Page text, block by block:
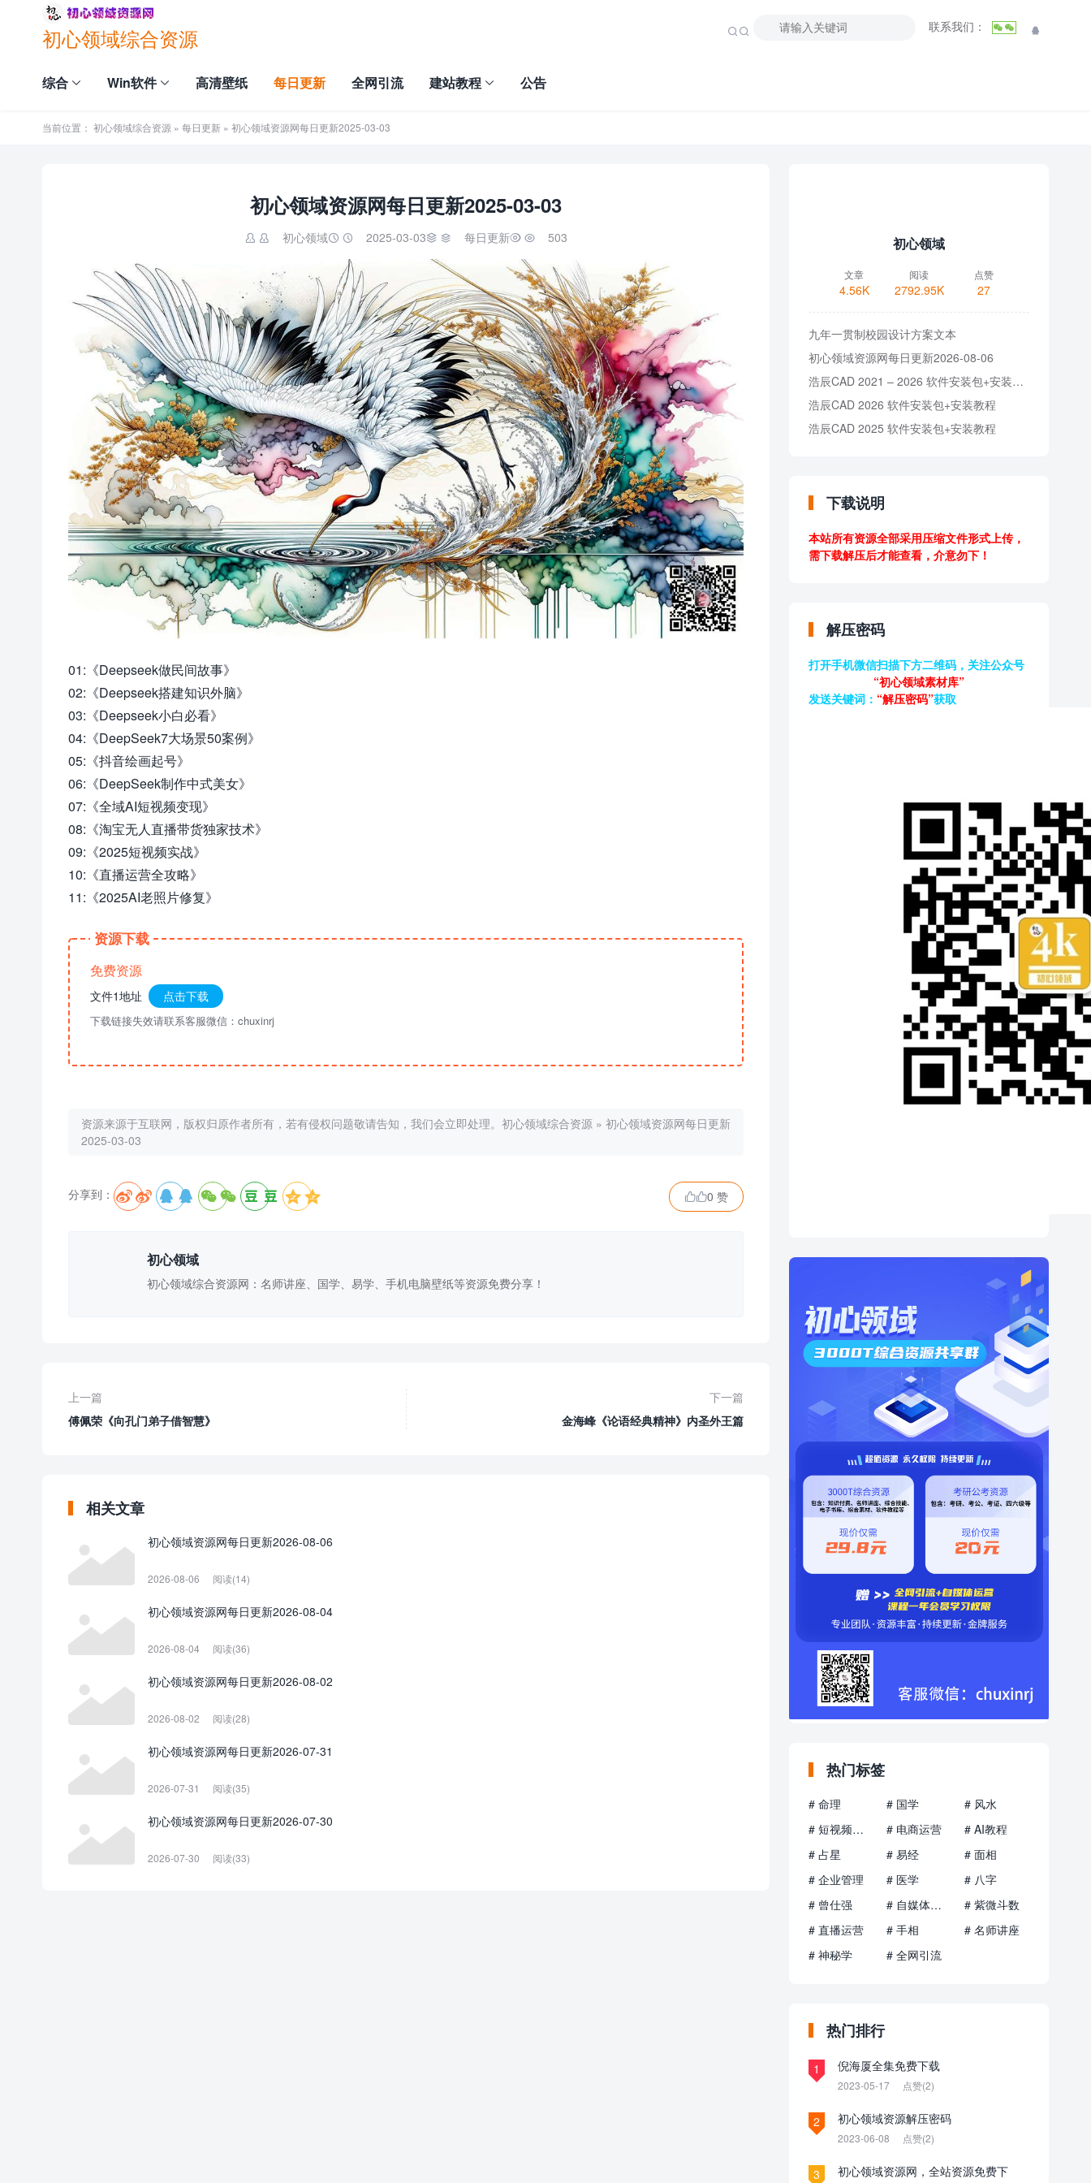
初心领域综合资源 联系我们：  

综合 Win软件 高清壁纸 每日更新 全网引流 建站教程 公告
当前位置： 初心领域综合资源 » 每日更新 » 初心领域资源网每日更新2025-03-03
初心领域资源网每日更新2025-03-03
 初心领域  2025-03-03  每日更新  503
01:《Deepseek做民间故事》
02:《Deepseek搭建知识外脑》
03:《Deepseek小白必看》
04:《DeepSeek7大场景50案例》
05:《抖音绘画起号》
06:《DeepSeek制作中式美女》
07:《全域AI短视频变现》
08:《淘宝无人直播带货独家技术》
09:《2025短视频实战》
10:《直播运营全攻略》
11:《2025AI老照片修复》
资源下载
免费资源
文件1地址 点击下载
下载链接失效请联系客服微信：chuxinrj
资源来源于互联网，版权归原作者所有，若有侵权问题敬请告知，我们会立即处理。 初心领域综合资源 » 初心领域资源网每日更新
2025-03-03
分享到：      0 赞
初心领域
初心领域综合资源网：名师讲座、国学、易学、手机电脑壁纸等资源免费分享！
上一篇
傅佩荣《向孔门弟子借智慧》
下一篇
金海峰《论语经典精神》内圣外王篇
相关文章
初心领域资源网每日更新2026-08-06
2026-08-06 阅读(14)
初心领域资源网每日更新2026-08-04
2026-08-04 阅读(36)
初心领域资源网每日更新2026-08-02
2026-08-02 阅读(28)
初心领域资源网每日更新2026-07-31
2026-07-31 阅读(35)
初心领域资源网每日更新2026-07-30
2026-07-30 阅读(33)
初心领域
文章
4.56K
阅读
2792.95K
点赞
27
九年一贯制校园设计方案文本
初心领域资源网每日更新2026-08-06
浩辰CAD 2021 – 2026 软件安装包+安装教程
浩辰CAD 2026 软件安装包+安装教程
浩辰CAD 2025 软件安装包+安装教程
下载说明
本站所有资源全部采用压缩文件形式上传，
需下载解压后才能查看，介意勿下！
解压密码
打开手机微信扫描下方二维码，关注公众号
“初心领域素材库”
发送关键词： “解压密码”获取
热门标签
# 命理 # 国学
# 风水
# 短视频运营
# 电商运营
# AI教程
# 占星
# 易经
# 面相
# 企业管理
# 医学
# 八字
# 曾仕强
# 自媒体运营
# 紫微斗数
# 直播运营
# 手相
# 名师讲座
# 神秘学
# 全网引流
热门排行
1 倪海厦全集免费下载
2023-05-17 点赞(2)
2 初心领域资源解压密码
2023-06-08 点赞(2)
3
初心领域资源网，全站资源免费下